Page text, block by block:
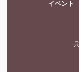
イベント